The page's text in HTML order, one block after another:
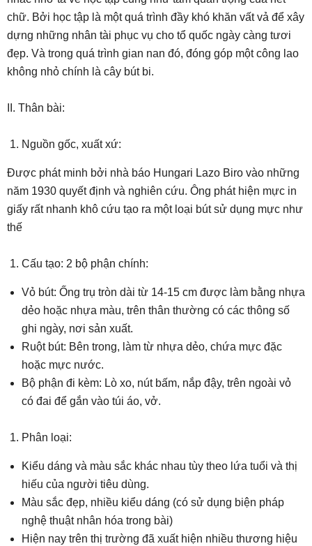
chữ. Bởi học tập là một quá trình đầy khó khăn vất vả để xây
dựng những nhân tài phục vụ cho tổ quốc ngày càng tươi
đẹp. Và trong quá trình gian nan đó, đóng góp một công lao
không nhỏ chính là cây bút bi.
II. Thân bài:
Nguồn gốc, xuất xứ:
Được phát minh bởi nhà báo Hungari Lazo Biro vào những
năm 1930 quyết định và nghiên cứu. Ông phát hiện mực in
giấy rất nhanh khô cứu tạo ra một loại bút sử dụng mực như
thế
Cấu tạo: 2 bộ phận chính:
Vỏ bút: Ống trụ tròn dài từ 14-15 cm được làm bằng nhựa
dẻo hoặc nhựa màu, trên thân thường có các thông số
ghi ngày, nơi sản xuất.
Ruột bút: Bên trong, làm từ nhựa dẻo, chứa mực đặc
hoặc mực nước.
Bộ phận đi kèm: Lò xo, nút bấm, nắp đậy, trên ngoài vỏ
có đai để gắn vào túi áo, vở.
Phân loại:
Kiểu dáng và màu sắc khác nhau tùy theo lứa tuổi và thị
hiếu của người tiêu dùng.
Màu sắc đẹp, nhiều kiểu dáng (có sử dụng biện pháp
nghệ thuật nhân hóa trong bài)
Hiện nay trên thị trường đã xuất hiện nhiều thương hiệu